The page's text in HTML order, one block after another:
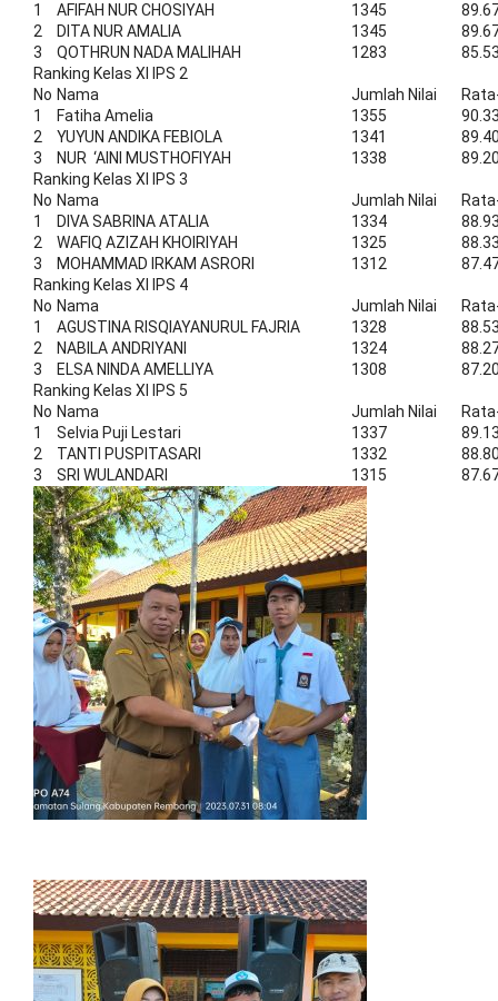
1
AFIFAH NUR CHOSIYAH 1345
2
DITA NUR AMALIA 1345
3
QOTHRUN NADA MALIHAH 1283
Ranking Kelas XI IPS 2
No Nama Jumlah Nilai
1
Fatiha Amelia 1355
2
YUYUN ANDIKA FEBIOLA 1341
3
NUR ‘AINI MUSTHOFIYAH 1338
Ranking Kelas XI IPS 3
No Nama Jumlah Nilai
1
DIVA SABRINA ATALIA 1334
2
WAFIQ AZIZAH KHOIRIYAH 1325
3
MOHAMMAD IRKAM ASRORI 1312
Ranking Kelas XI IPS 4
No Nama Jumlah Nilai
1
AGUSTINA RISQIAYANURUL FAJRIA 1328
2
NABILA ANDRIYANI 1324
3
ELSA NINDA AMELLIYA 1308
Ranking Kelas XI IPS 5
No Nama Jumlah Nilai
1
Selvia Puji Lestari 1337
2
TANTI PUSPITASARI 1332
3
SRI WULANDARI 1315